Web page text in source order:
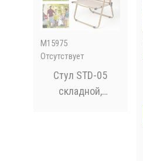
M15975
Отсутствует
Стул STD-05
складной,